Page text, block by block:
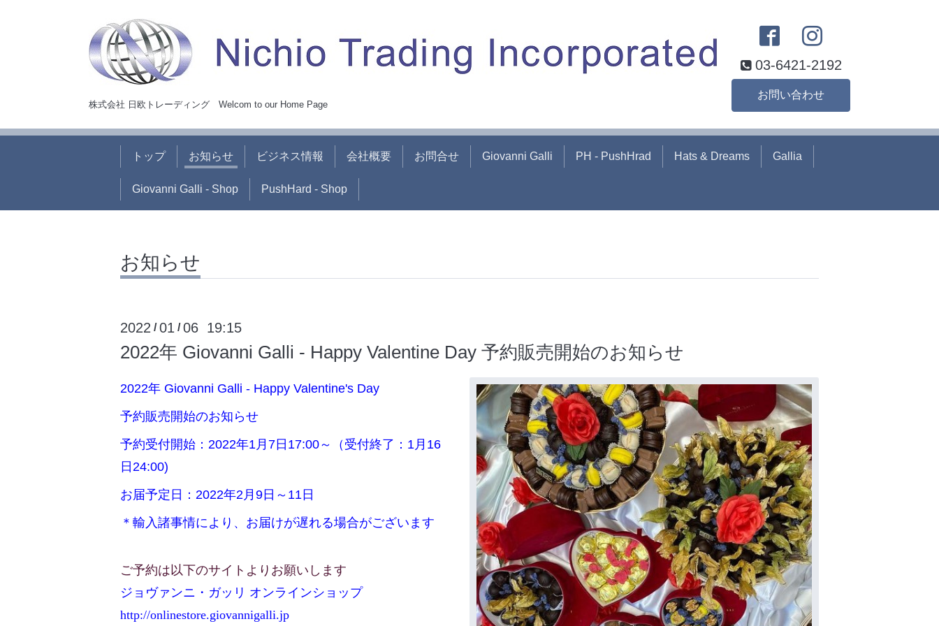
株式会社 日欧トレーディング Welcom to our Home Page
03-6421-2192
お問い合わせ
トップ お知らせ ビジネス情報 会社概要 お問合せ Giovanni Galli PH - PushHrad Hats & Dreams Gallia
Giovanni Galli - Shop PushHard - Shop
お知らせ
2022 /01 /06 19:15
2022年 Giovanni Galli - Happy Valentine Day 予約販売開始のお知らせ
2022年 Giovanni Galli - Happy Valentine's Day
予約販売開始のお知らせ
予約受付開始：2022年1月7日17:00～（受付終了：1月16
日24:00)
お届予定日：2022年2月9日～11日
＊輸入諸事情により、お届けが遅れる場合がございます
ご予約は以下のサイトよりお願いします
ジョヴァンニ・ガッリ オンラインショップ
http://onlinestore.giovannigalli.jp